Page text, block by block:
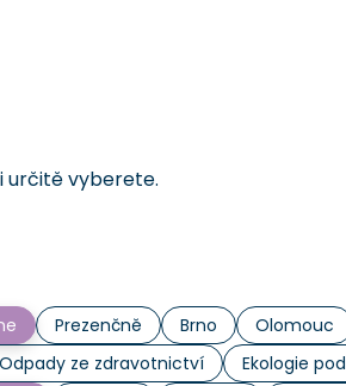
určitě vyberete.
Prezenčně Brno Olomouc
Odpady ze zdravotnictví Ekologie